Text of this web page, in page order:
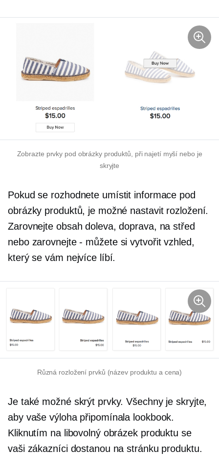
Zobrazte prvky pod obrázky produktů, při najetí myší nebo je
skryjte
Pokud se rozhodnete umístit informace pod
obrázky produktů, je možné nastavit rozložení.
Zarovnejte obsah doleva, doprava, na střed
nebo zarovnejte- můžete si vytvořit vzhled,
který se vám nejvíce líbí.
Různá rozložení prvků (název produktu a cena)
Je také možné skrýt prvky. Všechny je skryjte,
aby vaše výloha připomínala lookbook.
Kliknutím na libovolný obrázek produktu se
vaši zákazníci dostanou na stránku produktu.